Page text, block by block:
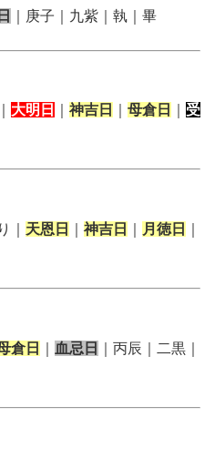
｜庚子｜九紫｜執｜畢
大明日 神吉日 母倉日
受
｜ 天恩日 神吉日 月徳日
倉日 血忌日
｜丙辰｜二黒｜